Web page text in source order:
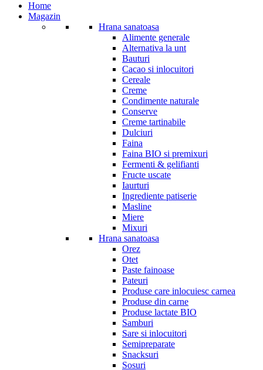
Home
Magazin
Hrana sanatoasa
Alimente generale
Alternativa la unt
Bauturi
Cacao si inlocuitori
Cereale
Creme
Condimente naturale
Conserve
Creme tartinabile
Dulciuri
Faina
Faina BIO si premixuri
Fermenti & gelifianti
Fructe uscate
Iaurturi
Ingrediente patiserie
Masline
Miere
Mixuri
Hrana sanatoasa
Orez
Otet
Paste fainoase
Pateuri
Produse care inlocuiesc carnea
Produse din carne
Produse lactate BIO
Samburi
Sare si inlocuitori
Semipreparate
Snacksuri
Sosuri